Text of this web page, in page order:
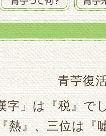
青苧復
字」は『税』で
熱』、三位は『